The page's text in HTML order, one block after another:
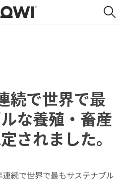
続で世界で最
な養殖・畜産
されました。
連続で世界で最もサステナブル